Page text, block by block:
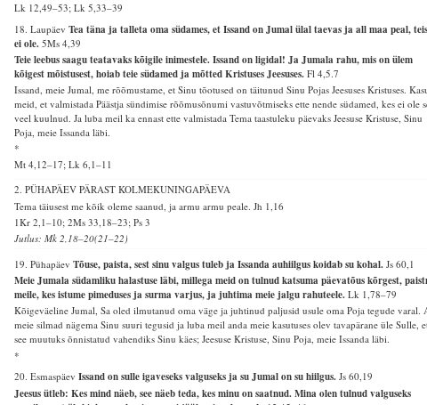
Lk 12,49–53; Lk 5,33–39
18. LaupäevTea täna ja talleta oma südames, et Issand on Jumal ülal taevas ja all maa peal,
ei ole.5Ms 4,39
Teie leebus saagu teatavaks kõigile inimestele. Issand on ligidal! Ja Jumala rahu, mis on ülem
kõigest mõistusest, hoiab teie südamed ja mõtted Kristuses Jeesuses.Fl 4,5.7
Issand, meie Jumal, me rõõmustame, et Sinu tõotused on täitunud Sinu Pojas Jeesuses Kristuses.
meid, et valmistada Päästja sündimise rõõmusõnumi vastuvõtmiseks ette nende südamed, kes ei ole
veel kuulnud. Ja luba meil ka ennast ette valmistada Tema taastuleku päevaks Jeesuse Kristuse, Sinu
Poja, meie Issanda läbi.
*
Mt 4,12–17; Lk 6,1–11
2. PÜHAPÄEV PÄRAST KOLMEKUNINGAPÄEVA
Tema täiusest me kõik oleme saanud, ja armu armu peale.Jh 1,16
1Kr 2,1–10; 2Ms 33,18–23; Ps 3
Jutlus: Mk 2,18–20(21–22)
19. PühapäevTõuse, paista, sest sinu valgus tuleb ja Issanda auhiilgus koidab su kohal.Js 60,1
Meie Jumala südamliku halastuse läbi, millega meid on tulnud katsuma päevatõus kõrgest,
meile, kes istume pimeduses ja surma varjus, ja juhtima meie jalgu rahuteele.Lk 1,78–79
Kõigeväeline Jumal, Sa oled ilmutanud oma väge ja juhtinud paljusid usule oma Poja tegude varal.
meie silmad nägema Sinu suuri tegusid ja luba meil anda meie kasutuses olev tavapärane üle Sulle,
see muutuks õnnistatud vahendiks Sinu käes; Jeesuse Kristuse, Sinu Poja, meie Issanda läbi.
*
20. EsmaspäevIssand on sulle igaveseks valguseks ja su Jumal on su hiilgus.Js 60,19
Jeesus ütleb: Kes mind näeb, see näeb teda, kes minu on saatnud. Mina olen tulnud valguseks